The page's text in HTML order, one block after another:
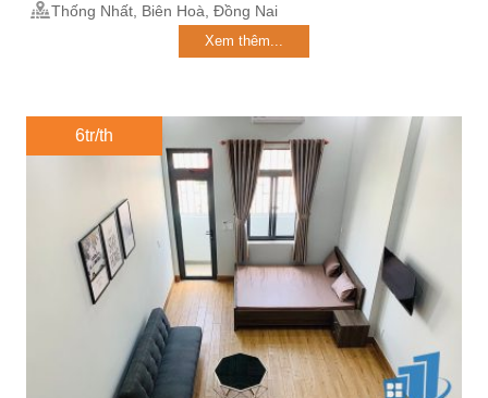
Thống Nhất, Biên Hoà, Đồng Nai
Xem thêm...
6tr/th